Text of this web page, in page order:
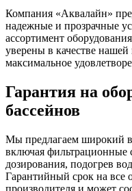
Компания «Аквалайн»
надежные и прозрачные
ассортимент
уверены в качестве
максимальное
Гарантия на
бассейнов
Мы предлагаем широкий
включая фильтрационные
дозирования, подогрев
Гарантийный срок на все
производителя и может